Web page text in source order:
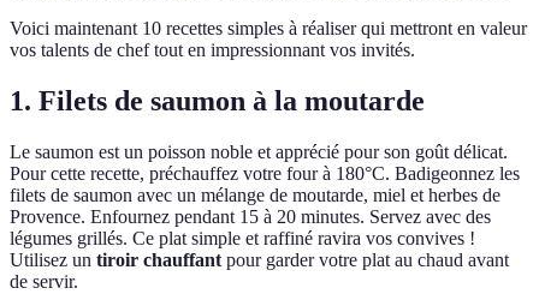
Voici maintenant 10 recettes simples à réaliser qui mettront en valeur
vos talents de chef tout en impressionnant vos invités.
1. Filets de saumon à la moutarde
Le saumon est un poisson noble et apprécié pour son goût délicat.
Pour cette recette, préchauffez votre four à 180°C. Badigeonnez les
filets de saumon avec un mélange de moutarde, miel et herbes de
Provence. Enfournez pendant 15 à 20 minutes. Servez avec des
légumes grillés. Ce plat simple et raffiné ravira vos convives !
Utilisez un tiroir chauffant pour garder votre plat au chaud avant
de servir.